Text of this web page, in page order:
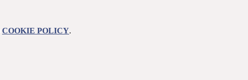
COOKIE POLICY.